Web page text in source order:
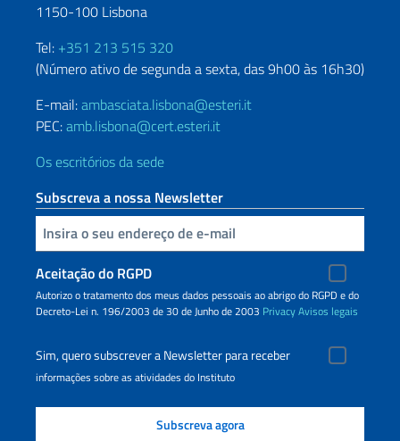
1150-100 Lisbona
Tel: +351 213 515 320
(Número ativo de segunda a sexta, das 9h00 às 16h30)
E-mail:ambasciata.lisbona@esteri.it
PEC:amb.lisbona@cert.esteri.it
Os escritórios da sede
Subscreva a nossa Newsletter
Inserisci la tua email
Aceitação do RGPD
Autorizo o tratamento dos meus dados pessoais ao abrigo do RGPD e do
Decreto-Lei n. 196/2003 de 30 de Junho de 2003 PrivacyAvisos legais
Sim, quero subscrever a Newsletter para receber
informações sobre as atividades do Instituto